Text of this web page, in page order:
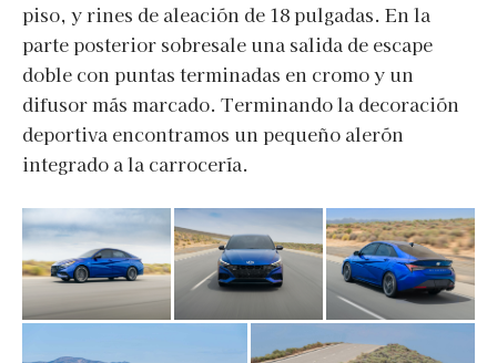
piso, y rines de aleación de 18 pulgadas. En la
parte posterior sobresale una salida de escape
doble con puntas terminadas en cromo y un
difusor más marcado. Terminando la decoración
deportiva encontramos un pequeño alerón
integrado a la carrocería.